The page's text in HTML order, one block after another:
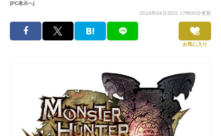
[PC表示へ]
2016年04月20日 17時00分更新
お気に入り